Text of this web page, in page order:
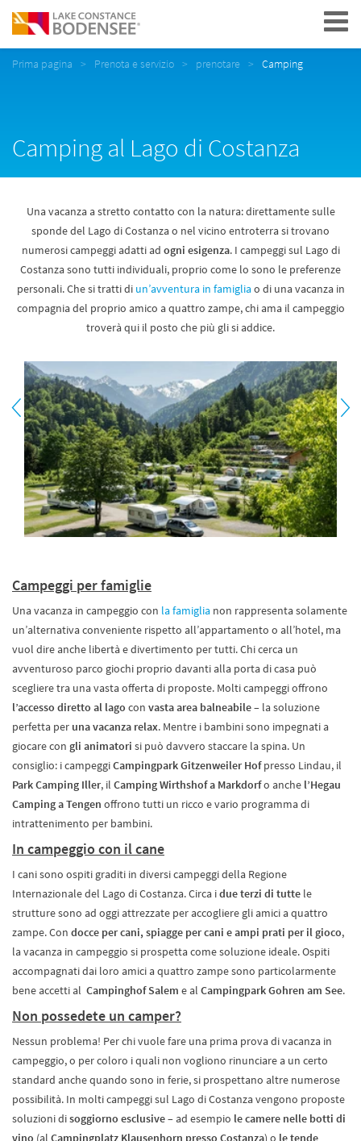
Navigation
Prima pagina Prenota e servizio prenotare Camping
Camping al Lago di Costanza
Una vacanza a stretto contatto con la natura: direttamente sulle
sponde del Lago di Costanza o nel vicino entroterra si trovano
numerosi campeggi adatti ad ogni esigenza. I campeggi sul Lago di
Costanza sono tutti individuali, proprio come lo sono le preferenze
personali. Che si tratti di un’avventura in famigliao di una vacanza in
compagnia del proprio amico a quattro zampe, chi ama il campeggio
troverà qui il posto che più gli si addice.
Campeggi per famiglie
Una vacanza in campeggio con la famiglia non rappresenta solamente
un’alternativa conveniente rispetto all’appartamento o all’hotel, ma
vuol dire anche libertà e divertimento per tutti. Chi cerca un
avventuroso parco giochi proprio davanti alla porta di casa può
scegliere tra una vasta offerta di proposte. Molti campeggi offrono
l’accesso diretto al lago con vasta area balneabile– la soluzione
perfetta per una vacanza relax. Mentre i bambini sono impegnati a
giocare con gli animatori si può davvero staccare la spina. Un
consiglio: i campeggiCampingpark Gitzenweiler Hofpresso Lindau, il
Park Camping Iller, il Camping Wirthshof a Markdorfo anche l’Hegau
Camping a Tengen offrono tutti un ricco e vario programma di
intrattenimento per bambini.
In campeggio con il cane
I cani sono ospiti graditi in diversi campeggi della Regione
Internazionale del Lago di Costanza. Circa idue terzi di tutte le
strutture sono ad oggi attrezzate per accogliere gli amici a quattro
zampe. Con docce per cani, spiagge per cani e ampi prati per il gioco,
la vacanza in campeggio si prospetta come soluzione ideale. Ospiti
accompagnati dai loro amici a quattro zampe sono particolarmente
bene accetti al Campinghof Salem e al Campingpark Gohren am See.
Non possedete un camper?
Nessun problema! Per chi vuole fare una prima prova di vacanza in
campeggio, o per coloro i quali non vogliono rinunciare a un certo
standard anche quando sono in ferie, si prospettano altre numerose
possibilità. In molti campeggi sul Lago di Costanza vengono proposte
soluzioni disoggiorno esclusive– ad esempio le camere nelle botti di
vino (al Campingplatz Klausenhorn presso Costanza) o le tende